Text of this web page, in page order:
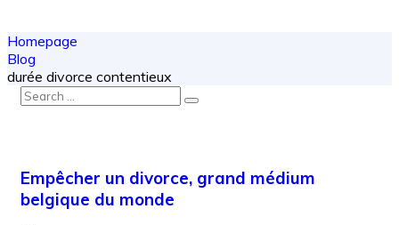
Homepage
Blog
durée divorce contentieux
Empêcher un divorce, grand médium
belgique du monde